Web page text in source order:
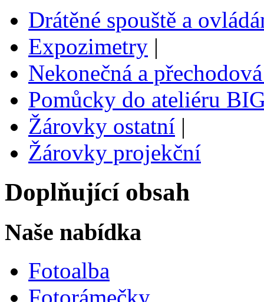
Drátěné spouště a
Expozimetry |
Nekonečná a
Pomůcky do ateliéru
Žárovky ostatní |
Žárovky projekční
Doplňující obsah
Naše nabídka
Fotoalba
Fotorámečky